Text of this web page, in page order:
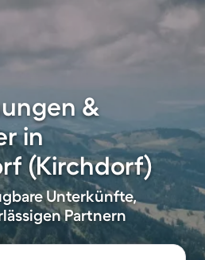
&
in
(Kirchdorf)
Unterkünfte,
Partnern